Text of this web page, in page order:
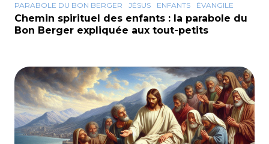
PARABOLE DU BON BERGER
JÉSUS ENFANTS ÉVANGILE
Chemin spirituel des enfants : la parabole du
Bon Berger expliquée aux tout-petits